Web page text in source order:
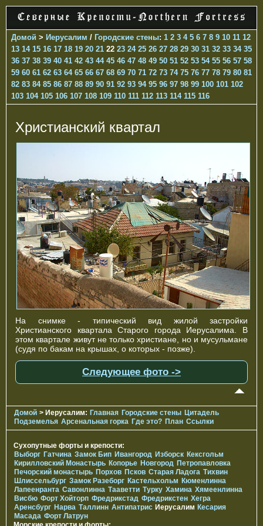
Домой > Иерусалим / Городские стены: 1 2 3 4 5 6 7 8 9 10 11 12
13 14 15 16 17 18 19 20 21 22 23 24 25 26 27 28 29 30 31 32 33 34 35
36 37 38 39 40 41 42 43 44 45 46 47 48 49 50 51 52 53 54 55 56 57 58
59 60 61 62 63 64 65 66 67 68 69 70 71 72 73 74 75 76 77 78 79 80 81
82 83 84 85 86 87 88 89 90 91 92 93 94 95 96 97 98 99 100 101 102
103 104 105 106 107 108 109 110 111 112 113 114 115 116
Христианский квартал
На снимке - типический вид жилой застройки
Христианского квартала Старого города Иерусалима. В
этом квартале живут не только христиане, но и мусульмане
(судя по бакам на крышах, о которых - позже).
Следующее фото ->
Домой > Иерусалим: Главная Городские стены Цитадель
Подземелья Арсенальная горка Где это? План Ссылки
Сухопутные форты и крепости:
Выборг Гатчина Замок Бип Ивангород Изборск Кексгольм
Кирилловский Монастырь Копорье Новгород Петропавловка
Печорcкий монастырь Порхов Псков Старая Ладога Тихвин
Шлиссельбург Замок Разеборг Кастельхольм Кюменлинна
Лапеенранта Савонлинна Тааветти Турку Хамина Хямеенлинна
Висбю Форт Хойторп Фредрикстад Фредрикстен Хегра
Аренсбург Нарва Таллинн Антипатрис Иерусалим Кесария
Масада Форт Латрун